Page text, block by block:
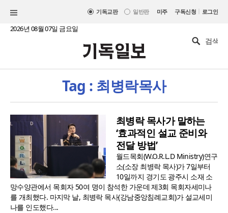
기독교판 일반판 미주 구독신청 | 로그인
2026년 08월 07일 금요일
Tag : 최병락목사
최병락 목사가 말하는
‘효과적인 설교 준비와
전달 방법’
월드목회(W.O.R.L.D Ministry)연구
소(소장 최병락 목사)가 7일부터
10일까지 경기도 광주시 소재 소
망수양관에서 목회자 50여 명이 참석한 가운데 제3회 목회자세미나
를 개최했다. 마지막 날, 최병락 목사(강남중앙침례교회)가 설교세미
나를 인도했다...